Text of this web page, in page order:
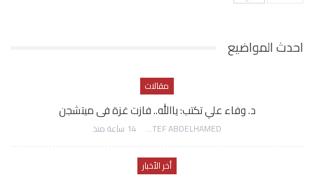
احدث المواضيع
مقالات
د. وفاء علي تكتب: ياالله.. فازت غزة فى ميتشجن
AWATEF ABDELHAMED 14 ساعة منذ
أخر الأخبار